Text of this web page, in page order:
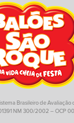
Brasileiro de Avaliação
NM 300/2002 – OCP